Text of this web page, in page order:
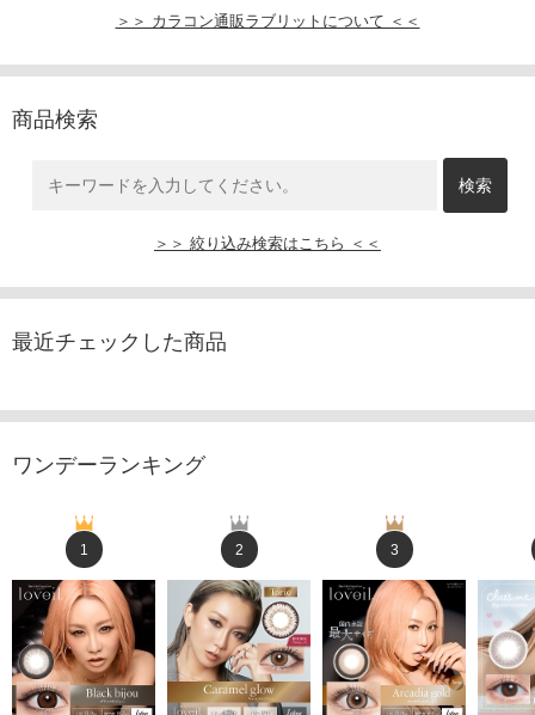
＞＞ カラコン通販ラブリットについて ＜＜
商品検索
＞＞ 絞り込み検索はこちら ＜＜
最近チェックした商品
ワンデーランキング
1 2 3